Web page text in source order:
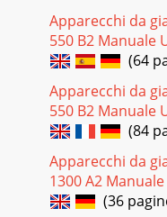
1
Pagina 24 -
vanaf de datum van
houden.
Apparecchi da
550 B2 Manuale
(64
Apparecchi da
550 B2 Manuale
(84
Apparecchi da
1300 A2
(36